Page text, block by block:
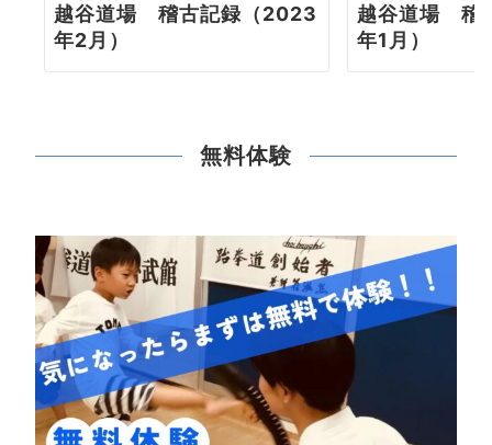
越谷道場 稽古記録（2023
年2月）
越谷道場 稽
年1月）
無料体験